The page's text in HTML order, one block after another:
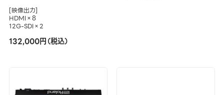
[映像出力]
HDMI×8
12G-SDI×2
132,000円（税込）